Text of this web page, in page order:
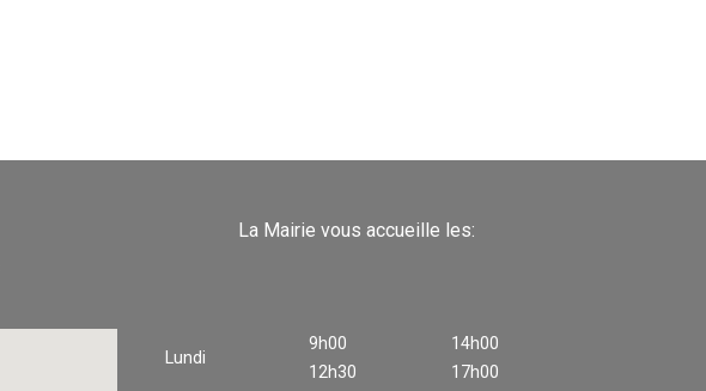
La Mairie vous accueille les:
Lundi
9h00
12h30
14h00
17h00